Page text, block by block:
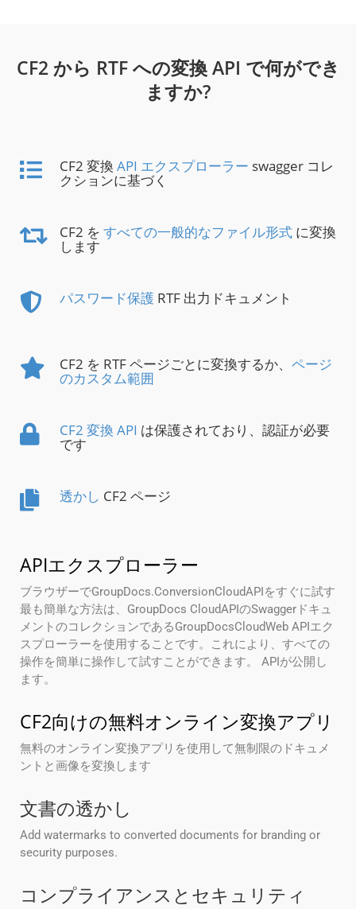
CF2 から RTF への変換 API で何ができ
ますか?
CF2 変換 API エクスプローラー swagger コレ
クションに基づく
CF2 を すべての一般的なファイル形式 に変換
します
パスワード保護 RTF 出力ドキュメント
CF2 を RTF ページごとに変換するか、 ページ
のカスタム範囲
CF2 変換 API は保護されており、認証が必要
です
透かし CF2 ページ
APIエクスプローラー
ブラウザーでGroupDocs.ConversionCloudAPIをすぐに試す
最も簡単な方法は、GroupDocs CloudAPIのSwaggerドキュ
メントのコレクションであるGroupDocsCloudWeb APIエク
スプローラーを使用することです。これにより、すべての
操作を簡単に操作して試すことができます。 APIが公開し
ます。
CF2向けの無料オンライン変換アプリ
無料のオンライン変換アプリを使用して無制限のドキュメ
ントと画像を変換します
文書の透かし
Add watermarks to converted documents for branding or
security purposes.
コンプライアンスとセキュリティ